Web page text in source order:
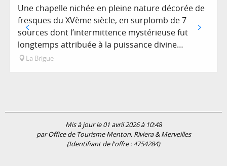
Une chapelle nichée en pleine nature décorée de
fresques du XVème siècle, en surplomb de 7
sources dont l’intermittence mystérieuse fut
longtemps attribuée à la puissance divine…
La Brigue
Mis à jour le 01 avril 2026 à 10:48
par Office de Tourisme Menton, Riviera & Merveilles
(Identifiant de l'offre :4754284)